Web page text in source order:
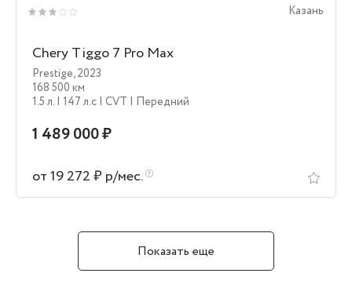
Казань
Chery Tiggo 7 Pro Max
Prestige,2023
168 500 км
1.5 л. | 147 л.c | CVT | Передний
1 489 000 ₽
от 19 272 ₽ р/мес.
Показать еще